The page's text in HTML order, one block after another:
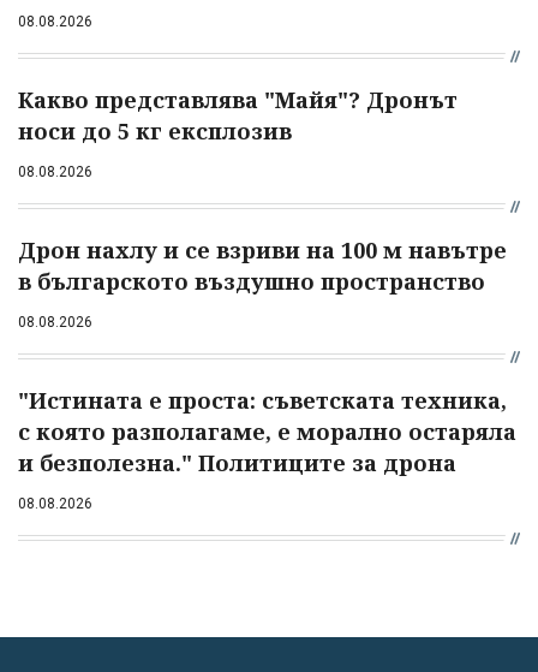
08.08.2026
Какво представлява "Майя"? Дронът
носи до 5 кг експлозив
08.08.2026
Дрон нахлу и се взриви на 100 м навътре
в българското въздушно пространство
08.08.2026
"Истината е проста: съветската техника,
с която разполагаме, е морално остаряла
и безполезна." Политиците за дрона
08.08.2026